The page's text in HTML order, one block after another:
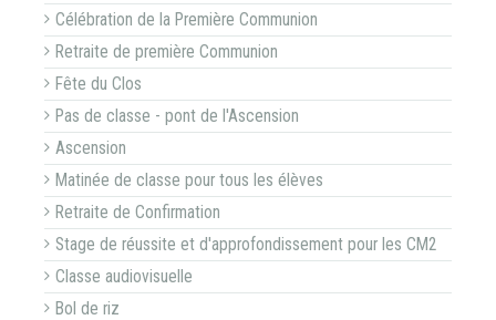
Célébration de la Première Communion
Retraite de première Communion
Fête du Clos
Pas de classe - pont de l'Ascension
Ascension
Matinée de classe pour tous les élèves
Retraite de Confirmation
Stage de réussite et d'approfondissement pour les CM2
Classe audiovisuelle
Bol de riz